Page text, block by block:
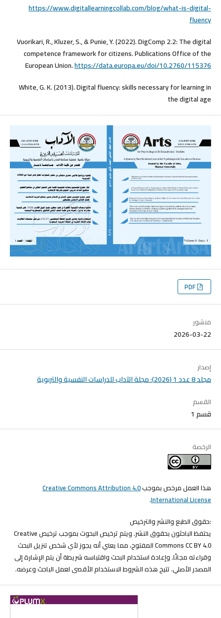
https://www.digitallearningcollab.com/blog/what-is-digital-
fluency
Vuorikari, R., Kluzer, S., & Punie, Y. (2022). DigComp 2.2: The digital
competence framework for citizens. Publications Office of the
European Union.https://data.europa.eu/doi/10.2760/115376
White, G. K. (2013). Digital fluency: skills necessary for learning in
the digital age
PDF
منشور
2026-03-22
إصدار
مجلد 8 عدد 1 (2026): مجلة الآداب للدراسات النفسية والتربوية
القسم
قسم 1
الرخصة
هذا العمل مرخص بموجبCreative Commons Attribution 4.0
International License
.
:حقوق الطبع والنشر والترخيص
يحتفظ الباحثون بحقوق النشر. ويتم ترخيص البحوث بموجب ترخيص Creative
Commons CC BY 4.0 المفتوح، مما يعني أنه يجوز لأي شخص تنزيل البحث
وقراءته مجانًا. وإعادة استخدام البحث واقتباسه شريطة أن يتم الإشارة إلى
المصدر الأصلي. تتيح هذه الشروط الاستخدام الأقصى لعمل الباحث وعرضه.